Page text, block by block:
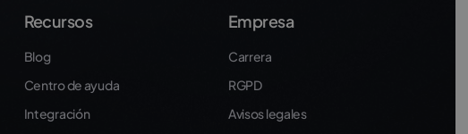
Recursos
Blog
Centro de ayuda
Integración
Empresa
Carrera
RGPD
Avisos legales